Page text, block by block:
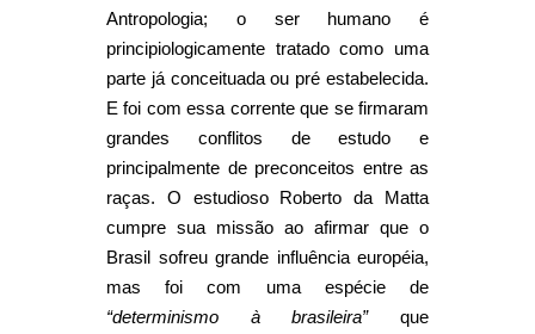
Antropologia; o ser humano é
principiologicamente tratado como uma
parte já conceituada ou pré estabelecida.
E foi com essa corrente que se firmaram
grandes conflitos de estudo e
principalmente de preconceitos entre as
raças. O estudioso Roberto da Matta
cumpre sua missão ao afirmar que o
Brasil sofreu grande influência européia,
mas foi com uma espécie de
“determinismo à brasileira”que